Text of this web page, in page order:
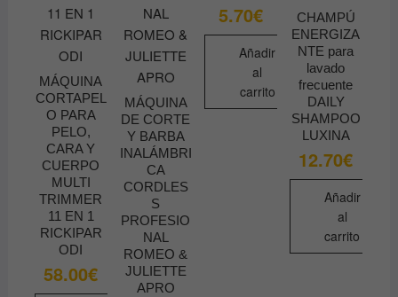
MÁQUINA
CORTAPEL
O PARA
PELO,
CARA Y
CUERPO
MULTI
TRIMMER
11 EN 1
RICKIPAR
ODI
58.00€
MÁQUINA
DE CORTE
Y BARBA
INALÁMBRI
CA
CORDLES
S
PROFESIO
NAL
ROMEO &
JULIETTE
APRO
5.70€
Añadir
al
carrito
CHAMPÚ
ENERGIZA
NTE para
lavado
frecuente
DAILY
SHAMPOO
LUXINA
12.70€
Añadir
al
carrito